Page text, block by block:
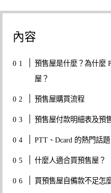
內容
預售屋是什麼？為什麼
屋？
預售屋購買流程
預售屋付款明細表及預
PTT、Dcard 的熱門話
什麼人適合買預售屋？
買預售屋自備款不足怎